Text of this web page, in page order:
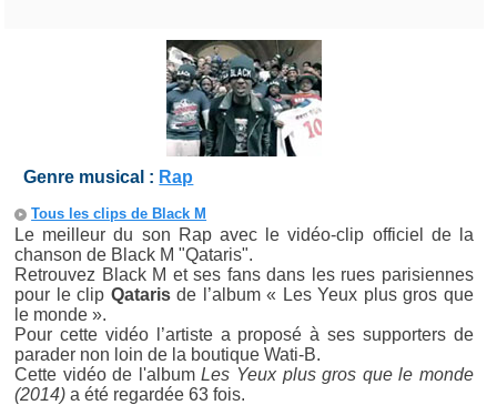
Genre musical : Rap
Tous les clips de Black M
Le meilleur du son Rap avec le vidéo-clip officiel de la
chanson de Black M "Qataris".
Retrouvez Black M et ses fans dans les rues parisiennes
pour le clip Qatarisde l’album « Les Yeux plus gros que
le monde ».
Pour cette vidéo l’artiste a proposé à ses supporters de
parader non loin de la boutique Wati-B.
Cette vidéo de l'albumLes Yeux plus gros que le monde
(2014) a été regardée 63 fois.